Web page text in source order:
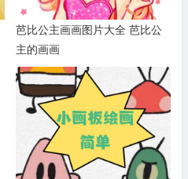
芭比公主画画图片大全 芭比公
主的画画